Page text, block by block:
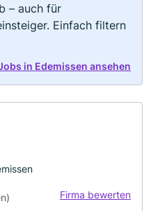
– auch für
Einfach filtern
in Edemissen ansehen
Firma bewerten